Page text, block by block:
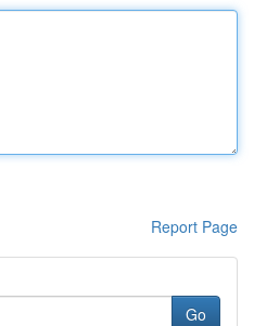
Report Page
Go